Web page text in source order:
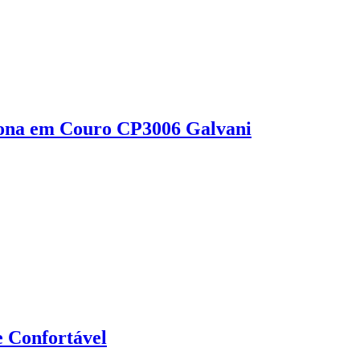
em Couro CP3006 Galvani
Confortável